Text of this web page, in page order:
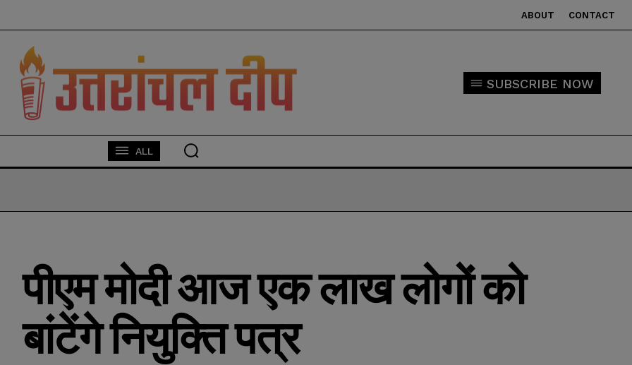
ABOUT CONTACT
SUBSCRIBE NOW
ALL
पीएम मोदी आज एक लाख लोगों को
बांटेंगे नियुक्ति पत्र